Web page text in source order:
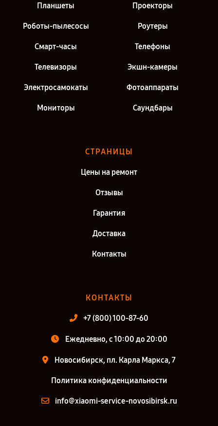
Планшеты Проекторы
Роботы-пылесосы Роутеры
Смарт-часы Телефоны
Телевизоры Экшн-камеры
Электросамокаты Фотоаппараты
Мониторы Саундбары
СТРАНИЦЫ
Цены на ремонт
Отзывы
Гарантия
Доставка
Контакты
КОНТАКТЫ
+7 (800) 100-87-60
Ежедневно, с 10:00 до 20:00
Новосибирск, пл. Карла Маркса, 7
Политика конфиденциальности
info@xiaomi-service-novosibirsk.ru